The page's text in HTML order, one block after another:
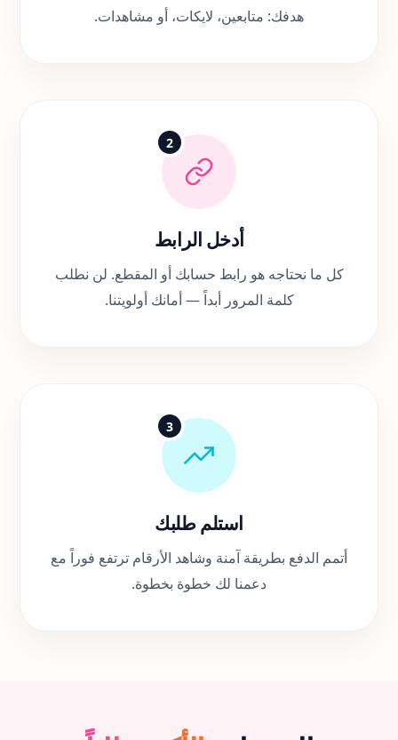
هدفك: متابعين، لايكات، أو مشاهدات.
2
أدخل الرابط
كل ما نحتاجه هو رابط حسابك أو المقطع. لن نطلب
كلمة المرور أبداً — أمانك أولويتنا.
3
استلم طلبك
أتمم الدفع بطريقة آمنة وشاهد الأرقام ترتفع فوراً مع
دعمنا لك خطوة بخطوة.